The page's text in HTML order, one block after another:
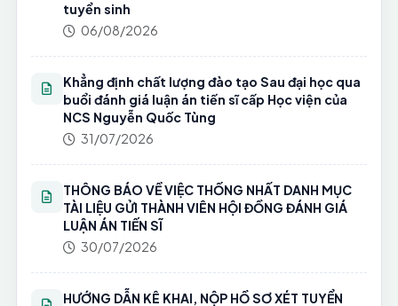
tuyển sinh
06/08/2026
Khẳng định chất lượng đào tạo Sau đại học qua
buổi đánh giá luận án tiến sĩ cấp Học viện của
NCS Nguyễn Quốc Tùng
31/07/2026
THÔNG BÁO VỀ VIỆC THỐNG NHẤT DANH MỤC
TÀI LIỆU GỬI THÀNH VIÊN HỘI ĐỒNG ĐÁNH GIÁ
LUẬN ÁN TIẾN SĨ
30/07/2026
HƯỚNG DẪN KÊ KHAI, NỘP HỒ SƠ XÉT TUYỂN